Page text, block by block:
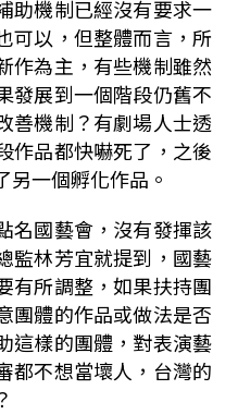
助機制已經沒有要求一
可以，但整體而言，所
作為主，有些機制雖然
發展到一個階段仍舊不
善機制？有劇場人士透
作品都快嚇死了，之後
一個孵化作品。
名國藝會，沒有發揮該
監林芳宜就提到，國藝
有所調整，如果扶持團
團體的作品或做法是否
這樣的團體，對表演藝
都不想當壞人，台灣的